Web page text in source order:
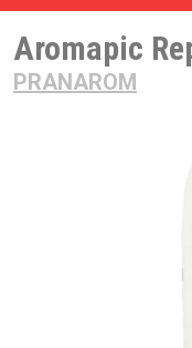
Aromapic
PRANAROM